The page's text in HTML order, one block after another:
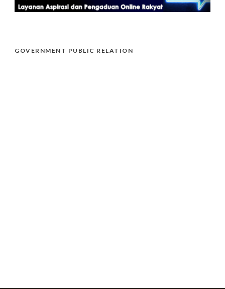
GOVERNMENT PUBLIC RELATION